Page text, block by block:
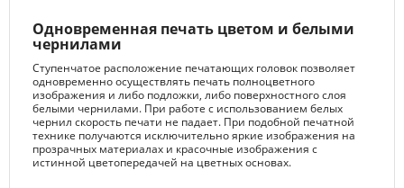
Одновременная печать цветом и белыми
чернилами
Ступенчатое расположение печатающих головок позволяет
одновременно осуществлять печать полноцветного
изображения и либо подложки, либо поверхностного слоя
белыми чернилами. При работе с использованием белых
чернил скорость печати не падает. При подобной печатной
технике получаются исключительно яркие изображения на
прозрачных материалах и красочные изображения с
истинной цветопередачей на цветных основах.